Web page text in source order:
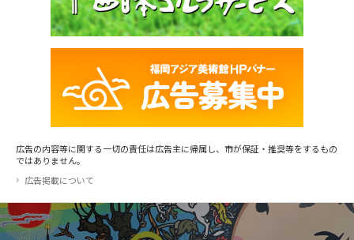
広告の内容等に関する一切の責任は広告主に帰属し、市が保証・推奨等をするもの
ではありません。
広告掲載について